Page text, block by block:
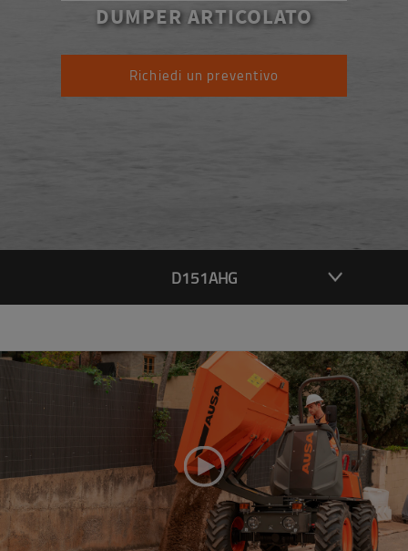
DUMPER ARTICOLATO
Richiedi un preventivo
D151AHG